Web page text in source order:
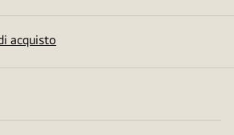
acquisto